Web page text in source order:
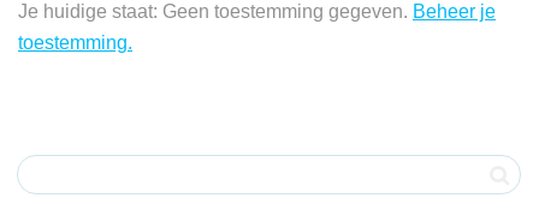
Je huidige staat: Geen toestemming gegeven. Beheer je
toestemming.